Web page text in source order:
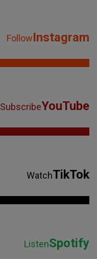
FollowInstagram
SubscribeYouTube
WatchTikTok
ListenSpotify